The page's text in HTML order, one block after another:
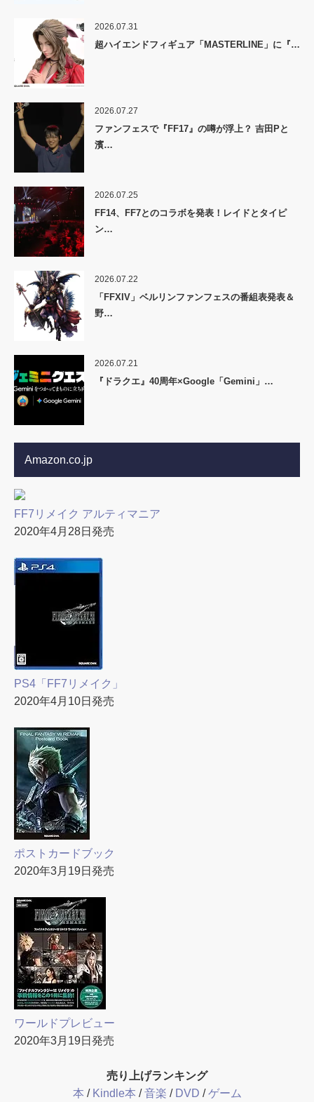
2026.07.31
超ハイエンドフィギュア「MASTERLINE」に『…
2026.07.27
ファンフェスで『FF17』の噂が浮上？ 吉田Pと
濱…
2026.07.25
FF14、FF7とのコラボを発表！レイドとタイピ
ン…
2026.07.22
「FFXIV」ベルリンファンフェスの番組表発表＆
野…
2026.07.21
『ドラクエ』40周年×Google「Gemini」…
Amazon.co.jp
FF7リメイク アルティマニア
2020年4月28日発売
PS4「FF7リメイク」
2020年4月10日発売
ポストカードブック
2020年3月19日発売
ワールドプレビュー
2020年3月19日発売
売り上げランキング
本 / Kindle本 /音楽 / DVD /ゲーム